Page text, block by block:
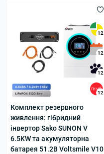
12
12
12
12
Комплект резервного
живлення: гібридний
інвертор Sako SUNON V
6.5KW та акумуляторна
батарея 51.2В Voltsmile V10